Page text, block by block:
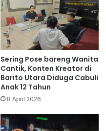
Sering Pose bareng Wanita
Cantik, Konten Kreator di
Barito Utara Diduga Cabuli
Anak 12 Tahun
8 April 2026